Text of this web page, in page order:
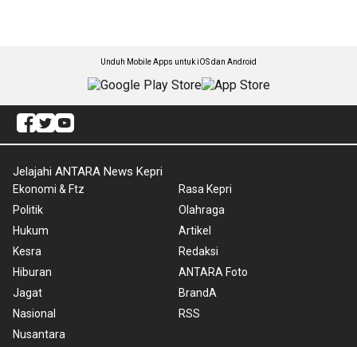
Unduh Mobile Apps untuk iOS dan Android
Jelajahi ANTARA News Kepri
Ekonomi & Ftz
Politik
Hukum
Kesra
Hiburan
Jagat
Nasional
Nusantara
Rasa Kepri
Olahraga
Artikel
Redaksi
ANTARA Foto
BrandA
RSS